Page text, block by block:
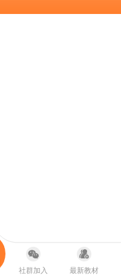
社群加入
最新教材